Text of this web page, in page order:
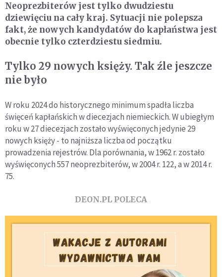
Neoprezbiterów jest tylko dwudziestu
dziewięciu na cały kraj. Sytuacji nie polepsza
fakt, że nowych kandydatów do kapłaństwa jest
obecnie tylko czterdziestu siedmiu.
Tylko 29 nowych księży. Tak źle jeszcze
nie było
W roku 2024 do historycznego minimum spadła liczba
święceń kapłańskich w diecezjach niemieckich. W ubiegłym
roku w 27 diecezjach zostało wyświęconych jedynie 29
nowych księży - to najniższa liczba od początku
prowadzenia rejestrów. Dla porównania, w 1962 r. zostało
wyświęconych 557 neoprezbiterów, w 2004 r. 122, a w 2014 r.
75.
DEON.PL POLECA